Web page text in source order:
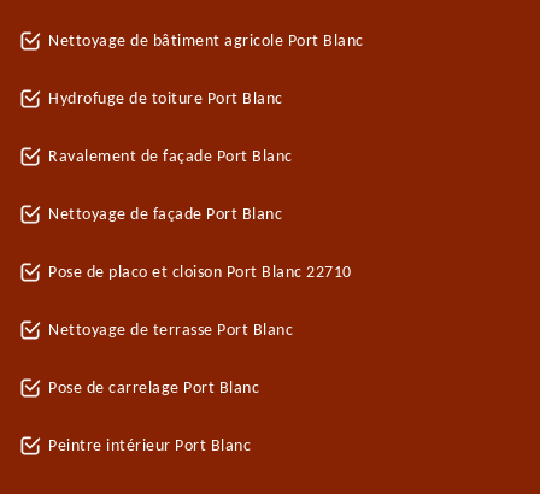
Nettoyage de bâtiment agricole Port Blanc
Hydrofuge de toiture Port Blanc
Ravalement de façade Port Blanc
Nettoyage de façade Port Blanc
Pose de placo et cloison Port Blanc 22710
Nettoyage de terrasse Port Blanc
Pose de carrelage Port Blanc
Peintre intérieur Port Blanc